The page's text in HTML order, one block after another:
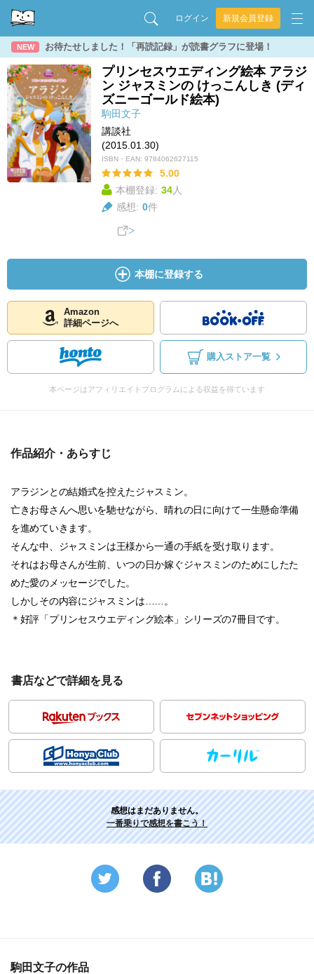
ログイン 新規会員登録
NEW お待たせしました！「再読記録」が読書グラフに登場！
プリンセスウエディング絵本 アラジ
ン ジャスミンの けっこんしき (ディ
ズニーゴールド絵本)
駒田文子
講談社
(2015.01.30)
ISBN・EAN: 9784062627115
5.00
本棚登録: 34人
感想: 0件
本棚に登録する
Amazon
詳細ページへ
購入ストア一覧
本ページはアフィリエイトプログラムによる収益を得ています
作品紹介・あらすじ
アラジンとの結婚式を控えたジャスミン。
亡きお母さんへ思いを馳せながら、晴れの日に向けて一生懸命準備
を進めていきます。
そんな中、ジャスミンは王様から一通の手紙を受け取ります。
それはお母さんが生前、いつの日か嫁ぐジャスミンのためにしたた
めた愛のメッセージでした。
しかしその内容にジャスミンは……。
＊好評「プリンセスウエディング絵本」シリーズの7冊目です。
書店などで詳細を見る
感想はまだありません。
一番乗りで感想を書こう！
駒田文子の作品